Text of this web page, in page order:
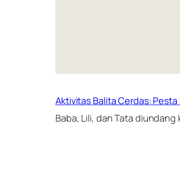
Aktivitas Balita Cerdas:
Baba, Lili, dan Tata